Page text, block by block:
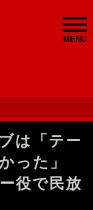
MENU
は「テー
かった」
役で民放